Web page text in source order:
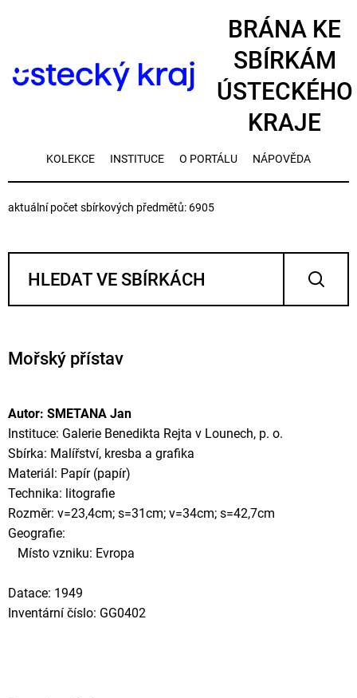
BRÁNA KE
SBÍRKÁM
ÚSTECKÉHO
KRAJE
KOLEKCE INSTITUCE O PORTÁLU NÁPOVĚDA
aktuální počet sbírkových předmětů: 6905
Mořský přístav
Autor: SMETANA Jan
Instituce: Galerie Benedikta Rejta v Lounech, p. o.
Sbírka: Malířství, kresba a grafika
Materiál: Papír (papír)
Technika: litografie
Rozměr: v=23,4cm; s=31cm; v=34cm; s=42,7cm
Geografie:
Místo vzniku: Evropa
Datace: 1949
Inventární číslo: GG0402